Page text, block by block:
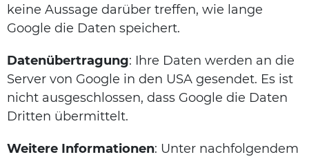
keine Aussage darüber treffen, wie lange
Google die Daten speichert.
Datenübertragung: Ihre Daten werden an die
Server von Google in den USA gesendet. Es ist
nicht ausgeschlossen, dass Google die Daten
Dritten übermittelt.
Weitere Informationen: Unter nachfolgendem